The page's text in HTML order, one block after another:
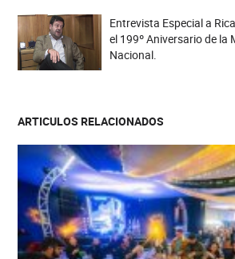
Entrevista Especial a
el 199º Aniversario de la
Nacional.
ARTICULOS RELACIONADOS